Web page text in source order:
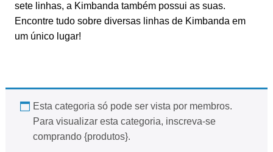
sete linhas, a Kimbanda também possui as suas.
Encontre tudo sobre diversas linhas de Kimbanda em
um único lugar!
Esta categoria só pode ser vista por membros.
Para visualizar esta categoria, inscreva-se
comprando {produtos}.